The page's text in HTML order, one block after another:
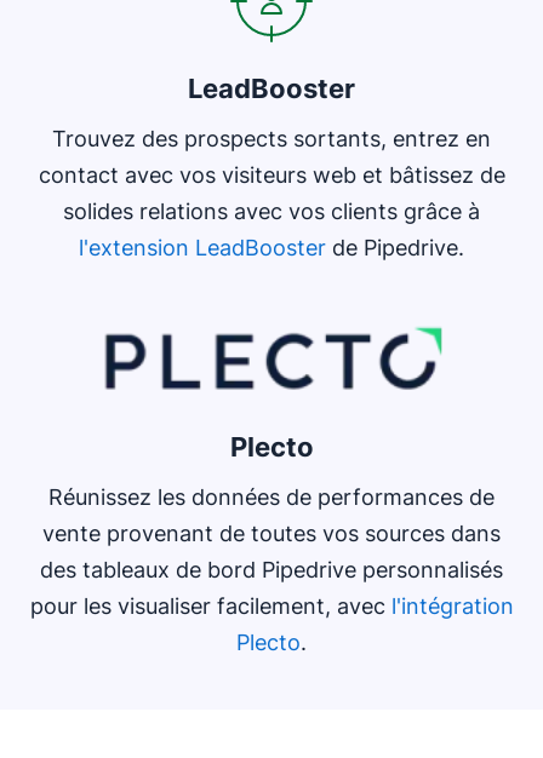
LeadBooster
Trouvez des prospects sortants, entrez en
contact avec vos visiteurs web et bâtissez de
solides relations avec vos clients grâce à
l'extension LeadBooster de Pipedrive.
Plecto
Réunissez les données de performances de
vente provenant de toutes vos sources dans
des tableaux de bord Pipedrive personnalisés
pour les visualiser facilement, avec l'intégration
Plecto.